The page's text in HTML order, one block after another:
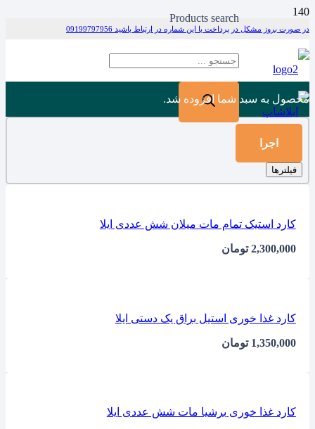
در صورت بروز مشکل در پرداخت با این شماره در ارتباط باشید 09199797956
Products search
محصول به سبد شما افزوده شد.
اجرا
فیلترها
کارد استیک تمام مات میلان شش عددی ایلا
2,300,000 تومان
کارد غذا خوری استیل براق یک دستی ایلا
1,350,000 تومان
کارد غذا خوری برشیا مات شش عددی ایلا